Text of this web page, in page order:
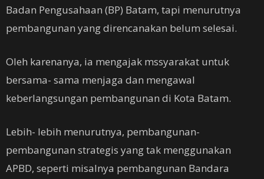
Badan Pengusahaan (BP) Batam, tapi menurutnya
pembangunan yang direncanakan belum selesai.
Oleh karenanya, ia mengajak mssyarakat untuk
bersama- sama menjaga dan mengawal
keberlangsungan pembangunan di Kota Batam.
Lebih- lebih menurutnya, pembangunan-
pembangunan strategis yang tak menggunakan
APBD, seperti misalnya pembangunan Bandara